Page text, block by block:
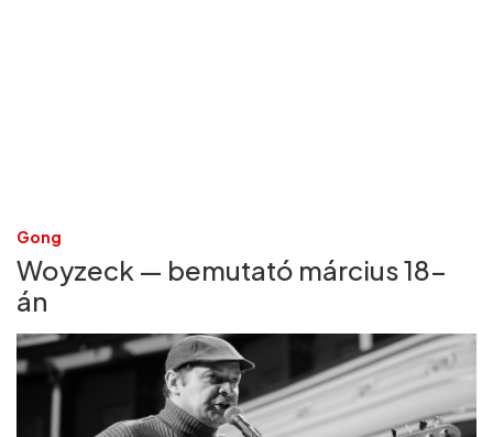
Gong
Woyzeck — bemutató március 18-
án